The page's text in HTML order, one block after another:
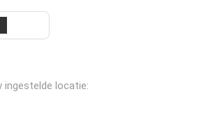
ingestelde locatie: